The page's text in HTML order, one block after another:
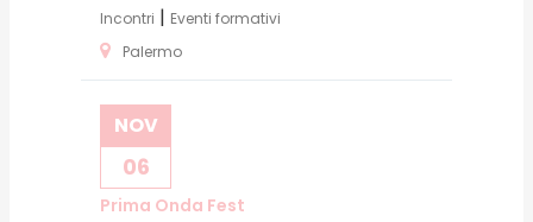
Incontri | Eventi formativi
Palermo
NOV
06
Prima Onda Fest